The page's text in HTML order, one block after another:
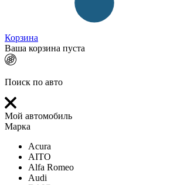
Корзина
Ваша корзина пуста
Поиск по авто
Мой автомобиль
Марка
Acura
AITO
Alfa Romeo
Audi